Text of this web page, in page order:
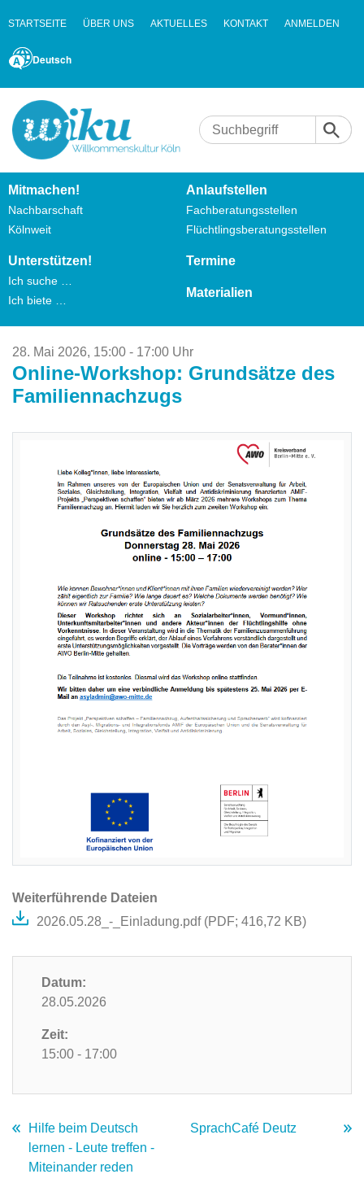
STARTSEITE ÜBER UNS AKTUELLES KONTAKT ANMELDEN
Deutsch
Mitmachen!
Nachbarschaft
Kölnweit
Anlaufstellen
Fachberatungsstellen
Flüchtlingsberatungsstellen
Unterstützen!
Ich suche …
Ich biete …
Termine
Materialien
28. Mai 2026, 15:00 - 17:00 Uhr
Online-Workshop: Grundsätze des
Familiennachzugs
Weiterführende Dateien
2026.05.28_-_Einladung.pdf (PDF; 416,72 KB)
Datum:
28.05.2026
Zeit:
15:00 - 17:00
Hilfe beim Deutsch
lernen - Leute treffen -
Miteinander reden
SprachCafé Deutz